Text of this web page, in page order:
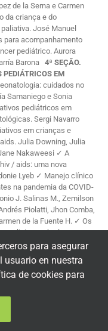
de la Serna e Carmen
da criança e do
José Manuel
para acompanhamento
pediátrico. Aurora
Barona4ª SEÇÃO.
EM
cuidados no
Samaniego e Sonia
pediátricos em
Sergi Navarro
em crianças e
Julia Downing, Julia
Nakaweesi ✓ A
/ aids: uma nova
Lyeb ✓ Manejo clínico
na pandemia da COVID-
J. Salinas M., Zemilson
Piolatti, Jhon Comba,
de la Fuente H. ✓ Os
cerebral.
e Carlos Varona5ª
CRIANÇCASE
Comunicação, brincar e
Astudillo, Danielle
Mendinueta ✓ Um
crianças com doenças
✓ Pedagogia
adolescentes em cuidados
para asegurar
usuario en nuestra
de cookies para